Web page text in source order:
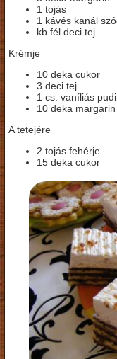
1 tojás
1 kávés kanál
kb fél deci tej
Krémje
10 deka cukor
3 deci tej
1 cs. vaníliás
10 deka margarin
A tetejére
2 tojás fehérje
15 deka cukor